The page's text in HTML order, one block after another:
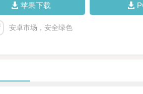
苹果下载
安卓市场，安全绿色